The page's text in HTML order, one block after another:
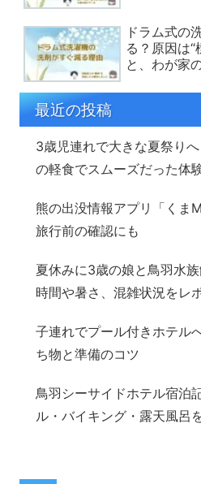
ドラム式の
る？原因は
と、わが家
最近の投稿
3歳児連れで大きな夏祭り
の軽食でスムーズだった体
熊の出没情報アプリ「くま
旅行前の確認にも
夏休みに3歳の娘と鳥羽水
時間や暑さ、混雑状況をレ
子連れでプール付きホテル
ち物と準備のコツ
鳥羽シーサイドホテル宿泊
ル・バイキング・露天風呂